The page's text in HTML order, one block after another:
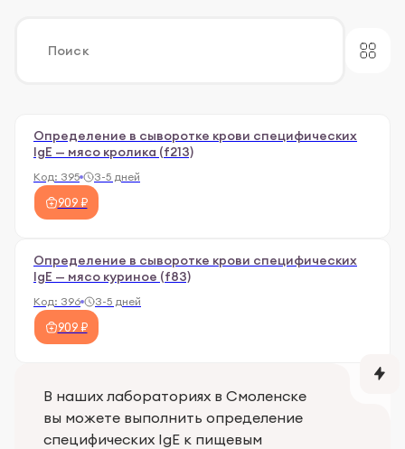
Определение в сыворотке крови специфических
IgE — мясо кролика (f213)
Код: 395 3-5 дней
909 ₽
Определение в сыворотке крови специфических
IgE — мясо куриное (f83)
Код: 396 3-5 дней
909 ₽
В наших лабораториях в Смоленске
вы можете выполнить определение
специфических IgE к пищевым